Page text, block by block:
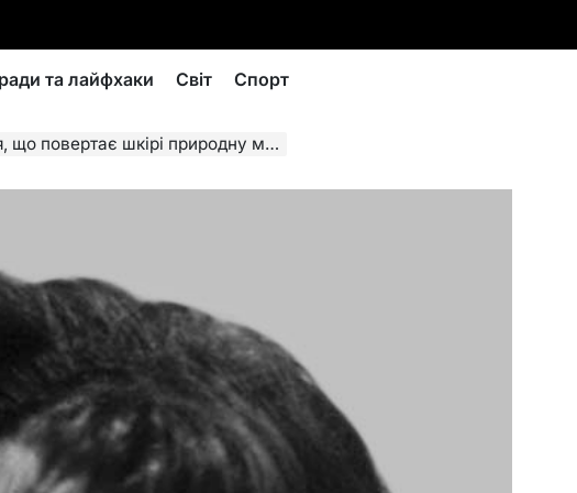
та лайфхаки Світ Спорт
шкірі природну м’якість і здоров’я